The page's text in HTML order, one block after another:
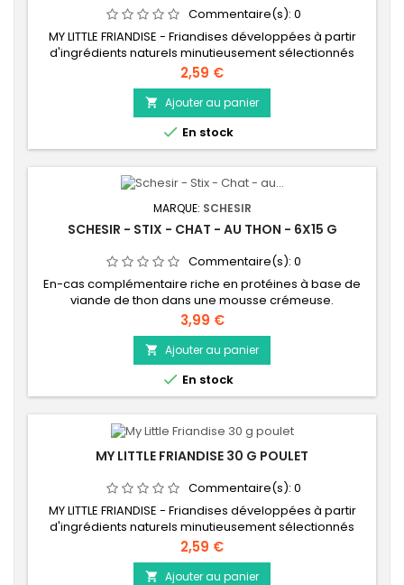
Commentaire(s): 0
MY LITTLE FRIANDISE - Friandises développées à partir
d'ingrédients naturels minutieusement sélectionnés
pour leurs bienfaits nutritionnels. Au thon sauvage.
Prix
2,59 €
 Ajouter au panier
 En stock
MARQUE: SCHESIR
SCHESIR - STIX - CHAT - AU THON - 6X15 G
Commentaire(s): 0
En-cas complémentaire riche en protéines à base de
viande de thon dans une mousse crémeuse.
Prix
3,99 €
 Ajouter au panier
 En stock
MY LITTLE FRIANDISE 30 G POULET
Commentaire(s): 0
MY LITTLE FRIANDISE - Friandises développées à partir
d'ingrédients naturels minutieusement sélectionnés
pour leurs bienfaits nutritionnels. Filet de poulet.
Prix
2,59 €
 Ajouter au panier